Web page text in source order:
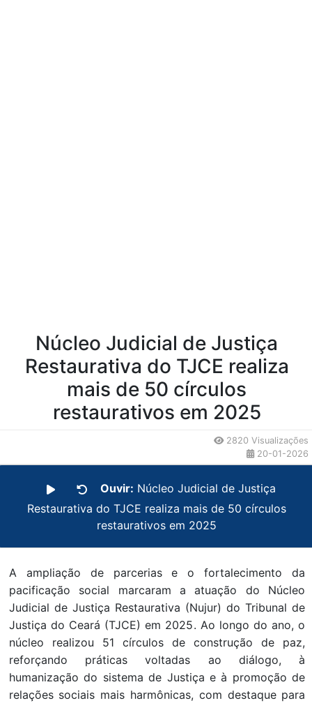
Núcleo Judicial de Justiça
Restaurativa do TJCE realiza
mais de 50 círculos
restaurativos em 2025
2820 Visualizações
20-01-2026
Ouvir: Núcleo Judicial de Justiça
Restaurativa do TJCE realiza mais de 50 círculos
restaurativos em 2025
A ampliação de parcerias e o fortalecimento da
pacificação social marcaram a atuação do Núcleo
Judicial de Justiça Restaurativa (Nujur) do Tribunal de
Justiça do Ceará (TJCE) em 2025. Ao longo do ano, o
núcleo realizou 51 círculos de construção de paz,
reforçando práticas voltadas ao diálogo, à
humanização do sistema de Justiça e à promoção de
relações sociais mais harmônicas, com destaque para